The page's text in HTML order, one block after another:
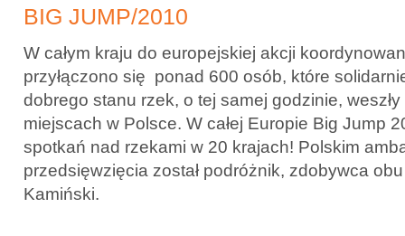
BIG JUMP/2010
W całym kraju do europejskiej akcji
przyłączono się ponad 600 osób, które
dobrego stanu rzek, o tej samej godzinie,
miejscach w Polsce. W całej Europie Big Jump
spotkań nad rzekami w 20 krajach! Polskim
przedsięwzięcia został podróżnik, zdobywca
Kamiński.